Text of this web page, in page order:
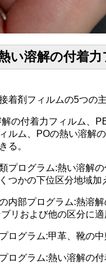
い溶解の付着
着剤フィルムの5つの
解の付着力フィルム、
ルム、POの熱い溶解
る。
プログラム:熱い溶解
つかの下位区分地域加
内部プログラム:熱溶
リおよび他の区分に適
ログラム:甲革、靴の
ログラム:熱い溶解の